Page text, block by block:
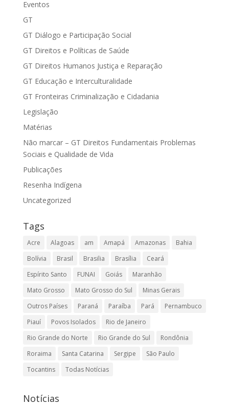
Eventos
GT
GT Diálogo e Participação Social
GT Direitos e Políticas de Saúde
GT Direitos Humanos Justiça e Reparação
GT Educação e Interculturalidade
GT Fronteiras Criminalização e Cidadania
Legislação
Matérias
Não marcar – GT Direitos Fundamentais Problemas
Sociais e Qualidade de Vida
Publicações
Resenha Indígena
Uncategorized
Tags
Acre Alagoas am Amapá Amazonas
Bahia
Bolívia
Brasil Brasilia Brasília
Ceará
Espírito Santo
FUNAI Goiás
Maranhão
Mato Grosso
Mato Grosso do Sul
Minas Gerais
Outros Países
Paraná Paraíba Pará
Pernambuco
Piauí
Povos Isolados
Rio de Janeiro
Rio Grande do Norte
Rio Grande do Sul
Rondônia
Roraima
Santa Catarina Sergipe
São Paulo
Tocantins
Todas Notícias
Notícias